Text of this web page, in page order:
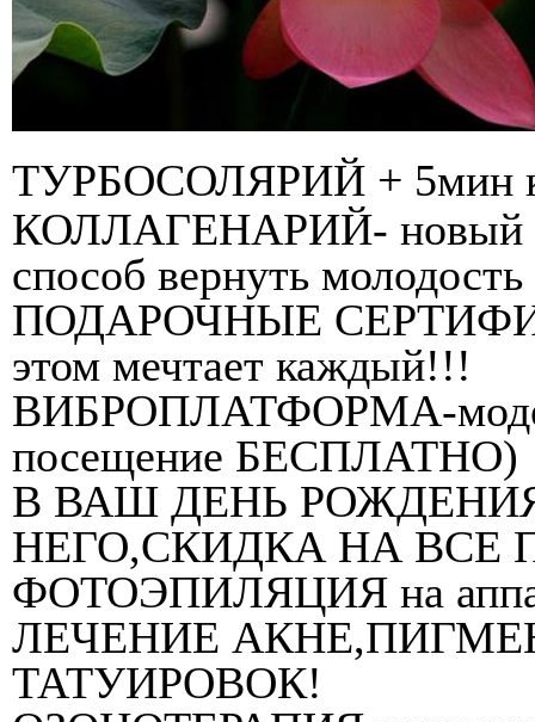
ТУРБОСОЛЯРИЙ + 5мин
КОЛЛАГЕНАРИЙ- новый
способ вернуть
ПОДАРОЧНЫЕ
этом мечтает каждый!!!
ВИБРОПЛАТФОРМА-
посещение БЕСПЛАТНО)
В ВАШ ДЕНЬ
НЕГО,СКИДКА НА ВСЕ
ФОТОЭПИЛЯЦИЯ на
ЛЕЧЕНИЕ
ТАТУИРОВОК!